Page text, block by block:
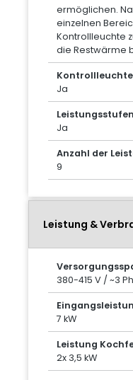
ermöglichen.
einzelnen
Kontrollleuchte
die Restwärme
Ja
Ja
Anzahl der
9
Leistung &
380-415 V / ~3
7 kW
Leistung
2x 3,5 kW